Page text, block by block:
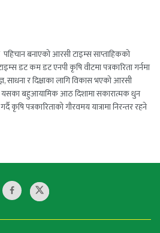
पहिचान बनाएको आरसी टाइम्स साप्ताहिकको
डट कम डट एनपी कृषि वीटमा पत्रकारिता गर्नमा
साधना र दिक्षाका लागि विकास भएको आरसी
यसका बहुआयामिक आठ दिशामा सकारात्मक धुन
कृषि पत्रकारिताको गौरवमय यात्रामा निरन्तर रहने